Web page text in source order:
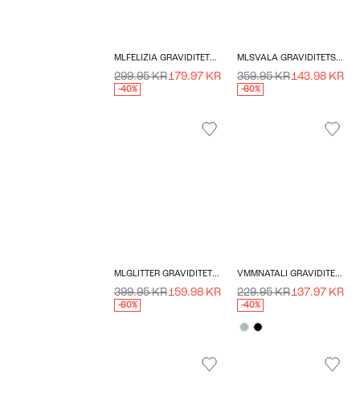
MLFELIZIA GRAVIDITETSBUKSER
299.95 KR179.97 KR
-40%
MLSVALA GRAVIDITETSSTRIKTRØJE
359.95 KR143.98 KR
-60%
MLGLITTER GRAVIDITETSNEDERDEL
399.95 KR159.98 KR
-60%
VMMNATALI GRAVIDITETSKJOLE
229.95 KR137.97 KR
-40%